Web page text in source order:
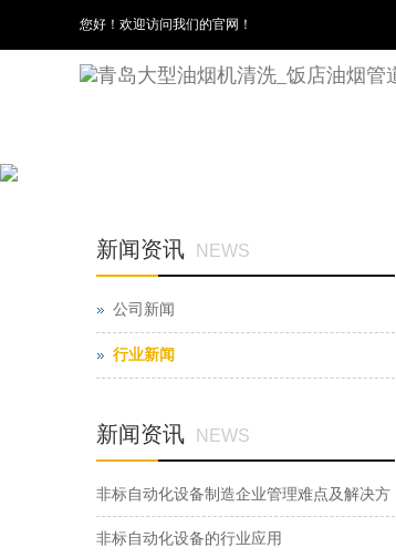
您好！欢迎访问我们的官网！
新闻资讯 NEWS
公司新闻
行业新闻
新闻资讯 NEWS
非标自动化设备制造企业管理难点及解决方
案
非标自动化设备的行业应用